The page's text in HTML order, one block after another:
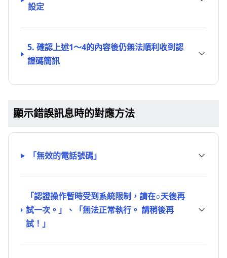
設定
5. 確認上述1～4的內容後仍無法順利收到認
證碼簡訊
顯示錯誤訊息時的對應方法
「無效的電話號碼」
「認證操作暫時受到系統限制，請在○天後再
試一次。」、「無法正常執行。 請稍後再
試！」